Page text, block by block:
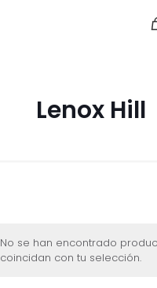
Lenox Hill
No se han encontrado
coincidan con tu selección.